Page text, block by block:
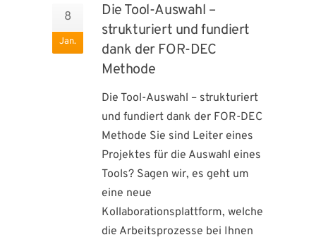
8
Jan.
Die Tool-Auswahl –
strukturiert und fundiert
dank der FOR-DEC
Methode
Die Tool-Auswahl – strukturiert
und fundiert dank der FOR-DEC
Methode Sie sind Leiter eines
Projektes für die Auswahl eines
Tools? Sagen wir, es geht um
eine neue
Kollaborationsplattform, welche
die Arbeitsprozesse bei Ihnen